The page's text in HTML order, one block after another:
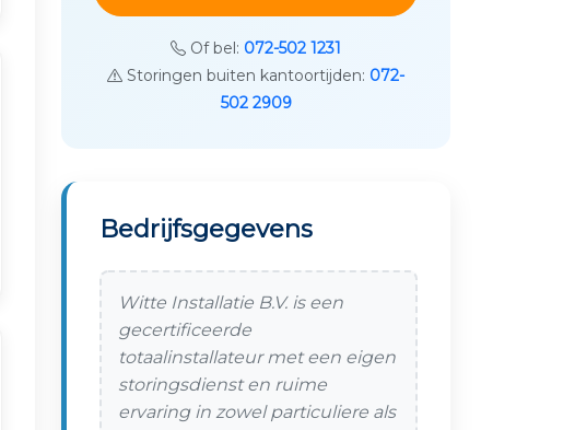
Of bel: 072-502 1231
Storingen buiten kantoortijden: 072-
502 2909
Bedrijfsgegevens
Witte Installatie B.V. is een
gecertificeerde
totaalinstallateur met een eigen
storingsdienst en ruime
ervaring in zowel particuliere als